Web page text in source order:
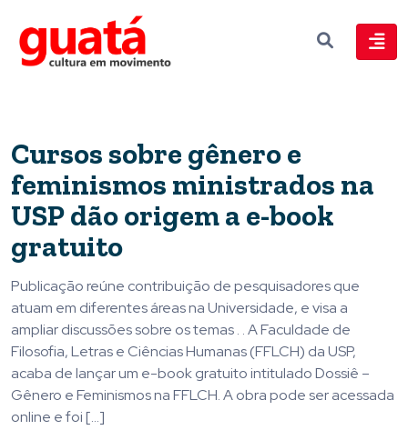
Cursos sobre gênero e
feminismos ministrados na
USP dão origem a e-book
gratuito
Publicação reúne contribuição de pesquisadores que
atuam em diferentes áreas na Universidade, e visa a
ampliar discussões sobre os temas . . A Faculdade de
Filosofia, Letras e Ciências Humanas (FFLCH) da USP,
acaba de lançar um e-book gratuito intitulado Dossiê –
Gênero e Feminismos na FFLCH. A obra pode ser acessada
online e foi […]